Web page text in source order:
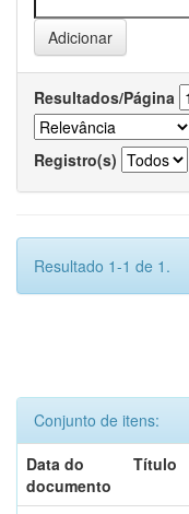
Resultados/Página
Registro(s)
Resultado 1-1 de 1.
Conjunto de itens:
Data do
documento
Título